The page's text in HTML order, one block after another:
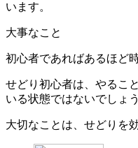
います。
大事なこと
初心者であればあるほど
せどり初心者は、やるこ
いる状態ではないでしょう
大切なことは、せどりを